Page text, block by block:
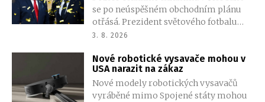
se po neúspěšném obchodním plánu
otřásá. Prezident světového fotbalu
chtěl nabídnout soukromým
komerčních právech světových
šampionátů. Po silném odporu však
FIFA od návrhu ustoupila.
3. 8. 2026
Nové robotické vysavače mohou v
USA narazit na zákaz
Nové modely robotických vysavačů
vyráběné mimo Spojené státy mohou